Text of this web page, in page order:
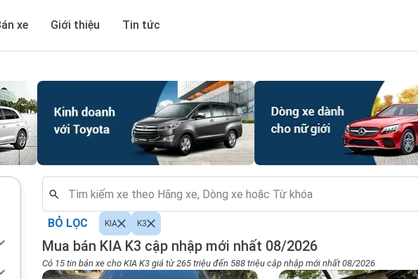
xe Giới thiệu Tin tức
Mua bán KIA K3 cập nhập mới nhất 08/2026
Có 15 tin bán xe cho KIA K3 giá từ 265 triệu đến 588 triệu cập nhập mới nhất 08/2026
BỎ LỌC KIA K3